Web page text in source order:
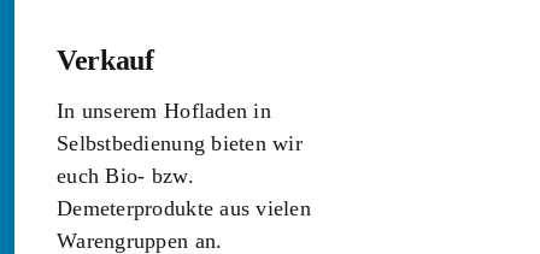
Verkauf
In unserem Hofladen in
Selbstbedienung bieten wir
euch Bio- bzw.
Demeterprodukte aus vielen
Warengruppen an.